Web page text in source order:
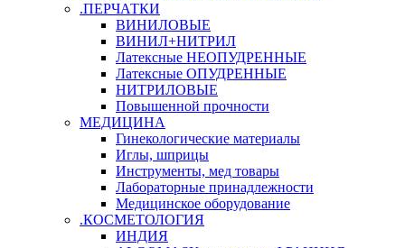
.ПЕРЧАТКИ
ВИНИЛОВЫЕ
ВИНИЛ+НИТРИЛ
Латексные НЕОПУДРЕННЫЕ
Латексные ОПУДРЕННЫЕ
НИТРИЛОВЫЕ
Повышенной прочности
МЕДИЦИНА
Гинекологические материалы
Иглы, шприцы
Инструменты, мед товары
Лабораторные принадлежности
Медицинское оборудование
.КОСМЕТОЛОГИЯ
ИНДИЯ